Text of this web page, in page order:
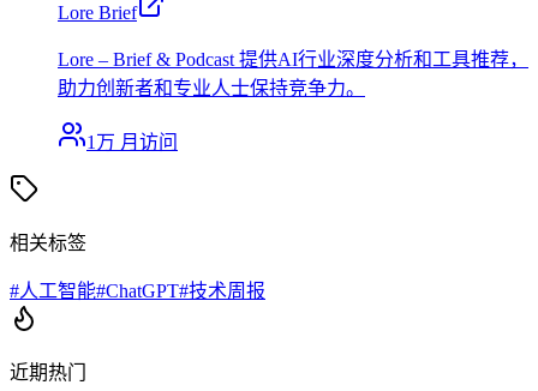
Lore Brief
Lore – Brief & Podcast 提供AI行业深度分析和工具推荐，
助力创新者和专业人士保持竞争力。
1万 月访问
相关标签
#人工智能#ChatGPT#技术周报
近期热门